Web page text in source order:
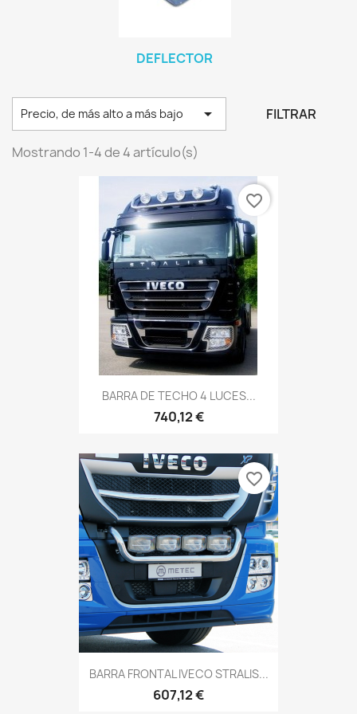
DEFLECTOR
Precio, de más alto a más bajo  FILTRAR
Mostrando 1-4 de 4 artículo(s)
BARRA DE TECHO 4 LUCES...
740,12 €
favorite_border
BARRA FRONTAL IVECO STRALIS...
607,12 €
favorite_border